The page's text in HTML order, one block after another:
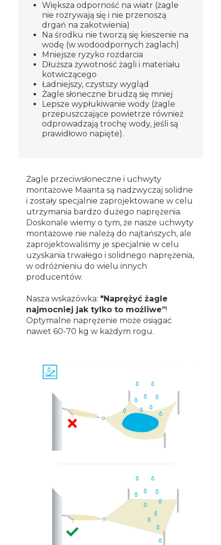
Większa odporność na wiatr (żagle
nie rozrywają się i nie przenoszą
drgań na zakotwienia)
Na środku nie tworzą się kieszenie na
wodę (w wodoodpornych żaglach)
Mniejsze ryzyko rozdarcia
Dłuższa żywotność żagli i materiału
kotwiczącego
Ładniejszy, czystszy wygląd
Żagle słoneczne brudzą się mniej
Lepsze wypłukiwanie wody (żagle
przepuszczające powietrze również
odprowadzają trochę wody, jeśli są
prawidłowo napięte).
Żagle przeciwsłoneczne i uchwyty
montażowe Maanta są nadzwyczaj solidne
i zostały specjalnie zaprojektowane w celu
utrzymania bardzo dużego naprężenia.
Doskonale wiemy o tym, że nasze uchwyty
montażowe nie należą do najtańszych, ale
zaprojektowaliśmy je specjalnie w celu
uzyskania trwałego i solidnego naprężenia,
w odróżnieniu do wielu innych
producentów.
Nasza wskazówka: "Naprężyć żagle
najmocniej jak tylko to możliwe”!
Optymalne naprężenie może osiągać
nawet 60-70 kg w każdym rogu.